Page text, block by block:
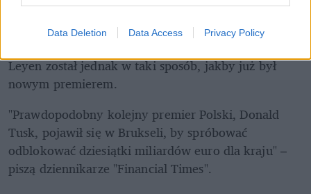
Data Deletion Data Access Privacy Policy
Nadal nie wiadomo jednak, co lider opozycji był w
stanie nieformalnie wynegocjować. Jak wskazują
Leyen został jednak w taki sposób, jakby już był
nowym premierem.
"Prawdopodobny kolejny premier Polski, Donald
Tusk, pojawił się w Brukseli, by spróbować
odblokować dziesiątki miliardów euro dla kraju" –
piszą dziennikarze "Financial Times".